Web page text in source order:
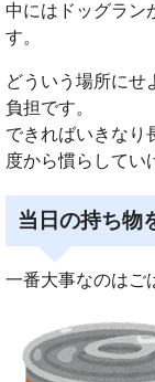
中にはドッグラン
す。
どういう場所にせ
負担です。
できればいきなり
度から慣らしてい
当日の持ち物
一番大事なのはご